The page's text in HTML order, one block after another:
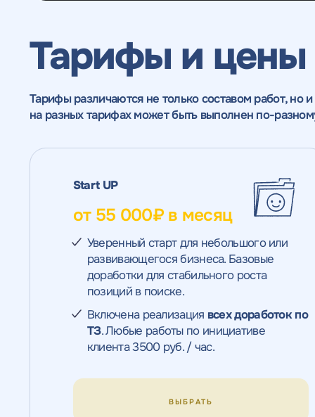
Тарифы и цены
Тарифы различаются не только составом работ,
на разных тарифах может быть выполнен по-
Start UP
от 55 000₽ в месяц
Уверенный старт для небольшого или
развивающегося бизнеса. Базовые
доработки для стабильного роста
позиций в поиске.
Включена реализация всех доработок по
ТЗ. Любые работы по инициативе
клиента 3500 руб. / час.
ВЫБРАТЬ
Получить
коммерческое
предложение
Получить
коммерческое
предложение
по тарифу
Получить
качественный
SEO - аудит
Вместе с аудитом
конкурентов в поиске
Отклик на
Укажите ваш номер телефона и мы
ОТПРАВИТЬ
предложением